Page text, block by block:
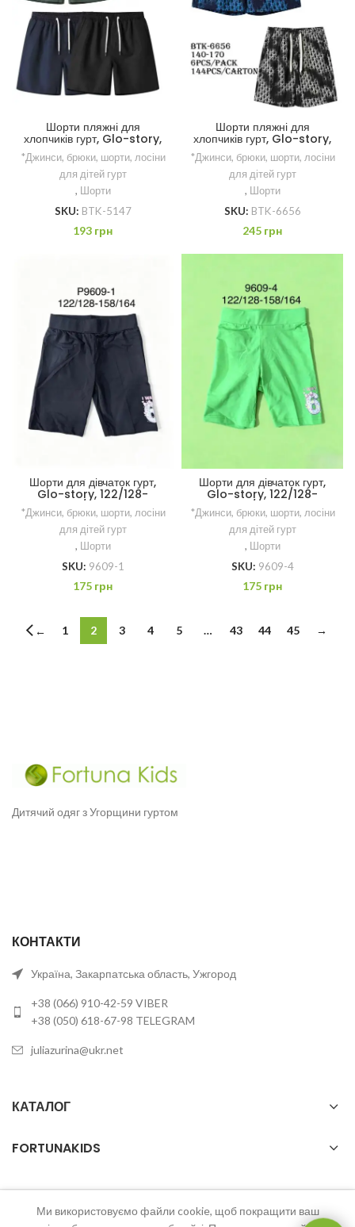
Шорти пляжні для
хлопчиків гурт, Glo-story,
140-170 рр.
*Джинси, брюки, шорти, лосіни
для дітей гурт
, Шорти
SKU: BTK-5147
193 грн
Шорти пляжні для
хлопчиків гурт, Glo-story,
140-170 рр.
*Джинси, брюки, шорти, лосіни
для дітей гурт
, Шорти
SKU: BTK-6656
245 грн
Шорти для дівчаток гурт,
Glo-story, 122/128-
158/164 рр.
*Джинси, брюки, шорти, лосіни
для дітей гурт
, Шорти
SKU: 9609-1
175 грн
Шорти для дівчаток гурт,
Glo-story, 122/128-
158/164 рр.
*Джинси, брюки, шорти, лосіни
для дітей гурт
, Шорти
SKU: 9609-4
175 грн
← 1 2 3 4 5 … 43 44 45 →
Дитячий одяг з Угорщини гуртом
КОНТАКТИ
Україна, Закарпатська область, Ужгород
+38 (066) 910-42-59 VIBER
+38 (050) 618-67-98 TELEGRAM
juliazurina@ukr.net
КАТАЛОГ
FORTUNAKIDS
2023 FortunaKids Всі права захищені.
Ми використовуємо файли cookie, щоб покращити ваш